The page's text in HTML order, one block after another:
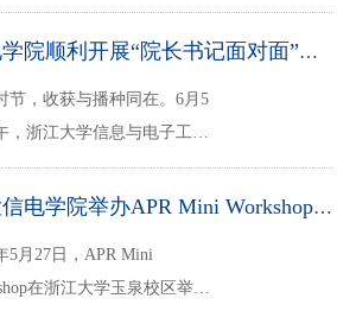
头的重庆招生组因招宣成绩
全方位工作成效显著，荣
进集体一等奖”，浙江大学
琰铭在会上为获奖...
信电学院顺利开展“院长书记面对面”系列活动之“择一事，终一生”高质量就...
节，收获与播种同在。6月5
，浙江大学信息与电子工程
长书记面对面”系列活动
事，终一生”高质量就业专
党委副书记艾静，学院发展
、教务办、学...
浙大信电学院举办APR Mini Workshop，聚焦超分辨成像前沿
5月27日，APR Mini
在浙江大学玉泉校区举